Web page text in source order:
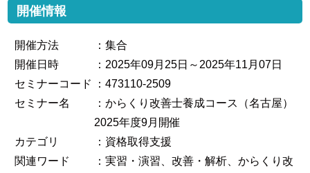
開催情報
開催方法
：集合
開催日時
：2025年09月25日～2025年11月07日
セミナーコード
：473110-2509
セミナー名
：からくり改善士養成コース（名古屋）
2025年度9月開催
カテゴリ
：資格取得支援
関連ワード
：実習・演習、改善・解析、からくり改